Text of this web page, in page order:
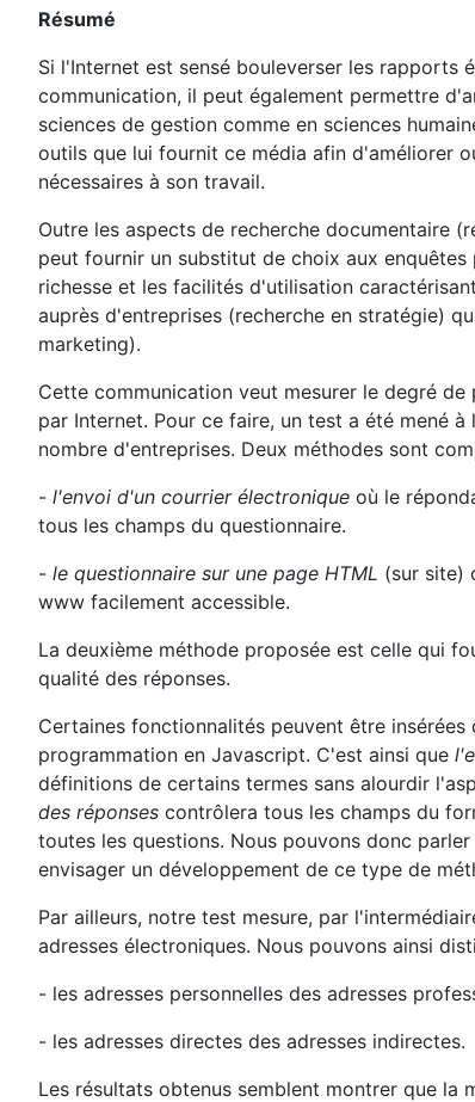
Résumé
Si l'Internet est sensé bouleverser les rapports
communication, il peut également permettre
sciences de gestion comme en sciences
outils que lui fournit ce média afin d'améliorer
nécessaires à son travail.
Outre les aspects de recherche documentaire
peut fournir un substitut de choix aux
richesse et les facilités d'utilisation
auprès d'entreprises (recherche en stratégie)
marketing).
Cette communication veut mesurer le degré
par Internet. Pour ce faire, un test a été mené
nombre d'entreprises. Deux méthodes sont
- l'envoi d'un courrier électronique où le
tous les champs du questionnaire.
- le questionnaire sur une page HTML (sur site)
www facilement accessible.
La deuxième méthode proposée est celle qui
qualité des réponses.
Certaines fonctionnalités peuvent être
programmation en Javascript. C'est ainsi que
définitions de certains termes sans alourdir
des réponses contrôlera tous les champs du
toutes les questions. Nous pouvons donc
envisager un développement de ce type de
Par ailleurs, notre test mesure, par
adresses électroniques. Nous pouvons ainsi
- les adresses personnelles des adresses
- les adresses directes des adresses indirectes.
Les résultats obtenus semblent montrer que